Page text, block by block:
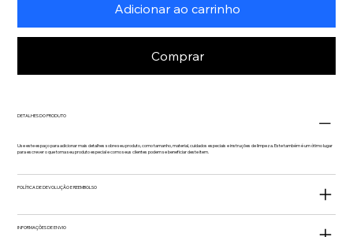
Adicionar ao carrinho
Comprar
DETALHES DO PRODUTO
Use este espaço para adicionar mais detalhes sobre seu produto, como tamanho, material, cuidados especiais e instruções de limpeza. Este também é um ótimo lugar
para escrever o que torna seu produto especial e como seus clientes podem se beneficiar deste item.
POLÍTICA DE DEVOLUÇÃO E REEMBOLSO
INFORMAÇÕES DE ENVIO